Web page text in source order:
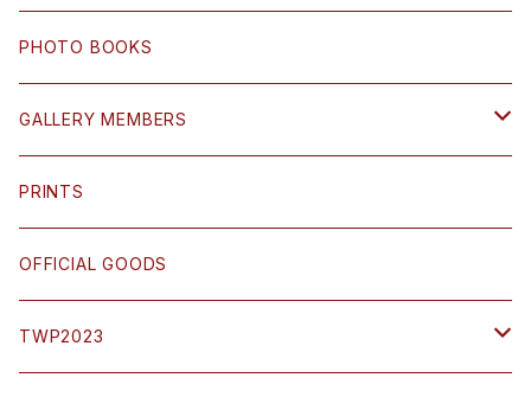
PHOTO BOOKS
GALLERY MEMBERS
小島 三幸 Miyuki Ojima
鎌田 篤慎 Shigenori Kamata
木村英一郎 Eiichiro Kimura
PRINTS
OFFICIAL GOODS
TWP2023